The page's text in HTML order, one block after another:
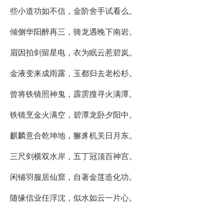
些小道功如不信，金阶舍手试看么。
倾侧华阳醉再三，骑龙遇晚下南岩。
眉因拍剑留星电，衣为眠云惹碧岚。
金液变来成雨露，玉都归去老松杉。
曾将铁镜照神鬼，霹雳搜寻火满潭。
铁镜烹金火满空，碧潭龙卧夕阳中。
麒麟意合乾坤地，獬豸机关日月东。
三尺剑横双水岸，五丁冠顶百神宫。
闲铺羽服居仙窟，自著金莲造化功。
随缘信业任浮沈，似水如云一片心。